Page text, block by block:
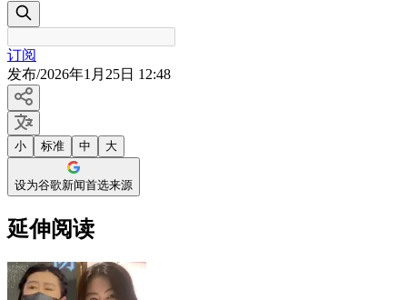
订阅
发布/2026年1月25日 12:48
小 标准 中 大
设为谷歌新闻首选来源
延伸阅读